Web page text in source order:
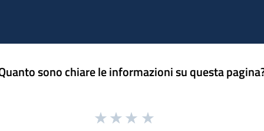
sono chiare le informazioni su questa